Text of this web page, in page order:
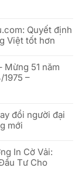
Quyết định
Việt tốt hơn
Mừng 51 năm
–
đổi người đại
mới
In Cờ Vải:
Tư Cho